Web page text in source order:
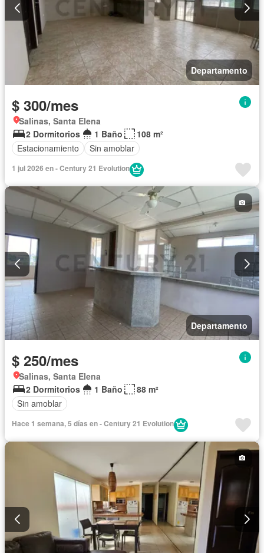
Departamento
$ 300/mes
Salinas, Santa Elena
2 Dormitorios
1 Baño
108 m²
Estacionamiento
Sin amoblar
1 jul 2026 en - Century 21 Evolution
Departamento
$ 250/mes
Salinas, Santa Elena
2 Dormitorios
1 Baño
88 m²
Sin amoblar
Hace 1 semana, 5 días en - Century 21 Evolution